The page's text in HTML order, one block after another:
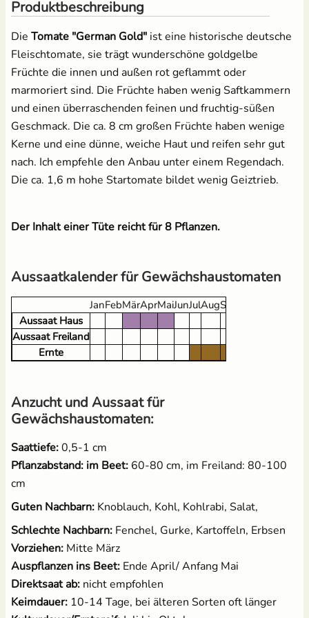
3,95 €UVP4,39 €
Tomatenschere zum
Ausgeizen, Beschneiden
& Ernten
UVP 14,95 €
Erdtopfpresse für
Hobbygärtner & Profis
Brennnesseljauche - Bio
3,60 €
Pflanzenschilder zum
18 Anzuchttöpfe aus
Zellulosefasern
(kompostierbar)
2,95 €
Grow-Set groß -
Profigärtner
21,95 €
Anzuchtschalen Set
[Kunststoff] &
Pikierstab aus Holz
13,99 €
17,99 €
Produktbeschreibung
Die Tomate "German Gold" ist eine historische deutsche
Fleischtomate, sie trägt wunderschöne goldgelbe
Früchte die innen und außen rot geflammt oder
marmoriert sind. Die Früchte haben wenig Saftkammern
und einen überraschenden feinen und fruchtig-süßen
Geschmack. Die ca. 8 cm großen Früchte haben wenige
Kerne und eine dünne, weiche Haut und reifen sehr gut
nach. Ich empfehle den Anbau unter einem Regendach.
Die ca. 1,6 m hohe Startomate bildet wenig Geiztrieb.
Der Inhalt einer Tüte reicht für 8 Pflanzen.
Aussaatkalender für Gewächshaustomaten
JanFebMärAprMaiJunJulAugSep
Aussaat Haus
Aussaat Freiland
Ernte
Anzucht und Aussaat für
Gewächshaustomaten:
Saattiefe:0,5-1 cm
Pflanzabstand: im Beet: 60-80 cm, im Freiland: 80-100
cm
Guten Nachbarn: Knoblauch, Kohl, Kohlrabi, Salat,
Schlechte Nachbarn: Fenchel, Gurke, Kartoffeln, Erbsen
Vorziehen: Mitte März
Auspflanzen ins Beet: Ende April/ Anfang Mai
Direktsaat ab: nicht empfohlen
Keimdauer: 10-14 Tage, bei älteren Sorten oft länger
Salat
Spinat
Tomaten
Zucchini
Zuckermais